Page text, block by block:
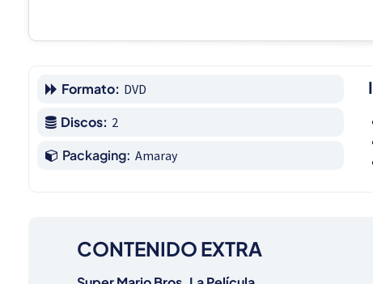
Formato: DVD
Discos: 2
Packaging: Amaray
CONTENIDO EXTRA